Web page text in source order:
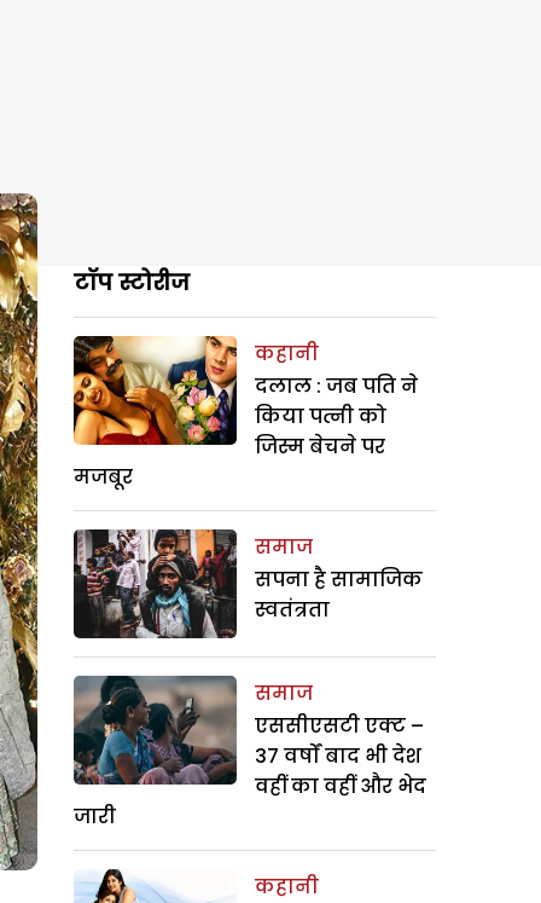
टॉप स्टोरीज
कहानी
दलाल : जब पति ने
किया पत्नी को
जिस्म बेचने पर
मजबूर
समाज
सपना है सामाजिक
स्वतंत्रता
समाज
एससीएसटी एक्ट –
37 वर्षों बाद भी देश
वहीं का वहीं और भेद
जारी
कहानी